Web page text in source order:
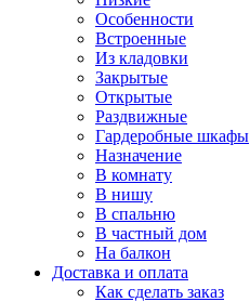
Особенности
Встроенные
Из кладовки
Закрытые
Открытые
Раздвижные
Гардеробные шкафы
Назначение
В комнату
В нишу
В спальню
В частный дом
На балкон
Доставка и оплата
Как сделать заказ